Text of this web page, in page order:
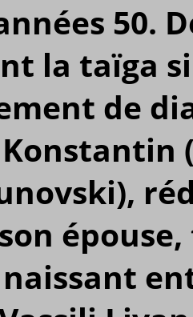
50.
la taïga
de
épouse,